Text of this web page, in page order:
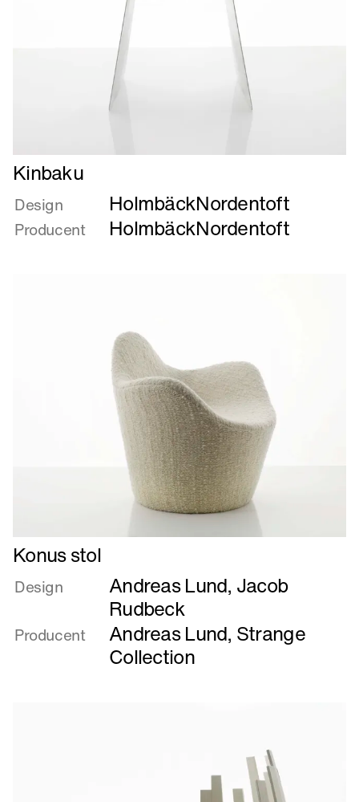
Læs
mere
om
Kinbaku
Kinbaku
Design HolmbäckNordentoft
Producent HolmbäckNordentoft
Læs
mere
om
Konus stol
Design Andreas Lund, Jacob
Rudbeck
Producent Andreas Lund, Strange
Collection